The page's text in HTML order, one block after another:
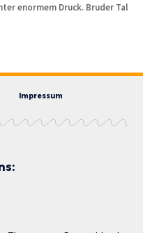
enormem Druck. Bruder Tal
Impressum